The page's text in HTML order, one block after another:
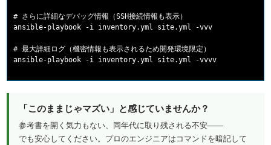
# さらに詳細なデバッグ情報（SSH接続情報も表示）
ansible-playbook -i inventory.yml site.yml -vvv
# 最大詳細ログ（機密情報も表示されるため開発環境限定）
「このままじゃマズい」と感じていませんか？
参考書を開く気力もない、同年代に取り残される不安——
でも安心してください。プロのエンジニアはコマンドを暗記して